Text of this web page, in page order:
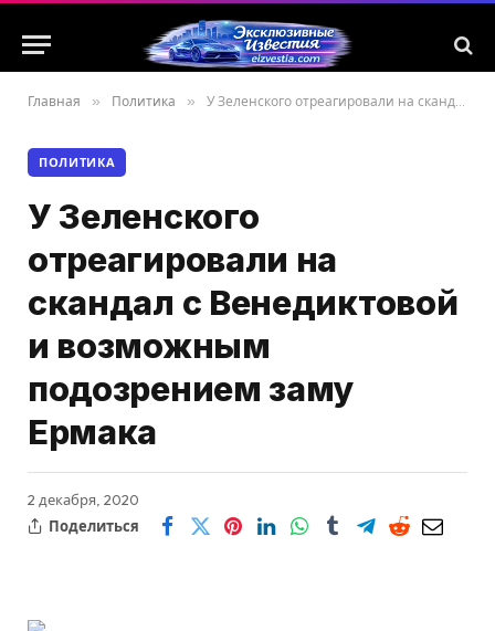
Главная » Политика » У Зеленского отреагировали на скандал с Венедиктовой и возможным подозрением заму Ермака
ПОЛИТИКА
У Зеленского
отреагировали на
скандал с Венедиктовой
и возможным
подозрением заму
Ермака
2 декабря, 2020
Поделиться